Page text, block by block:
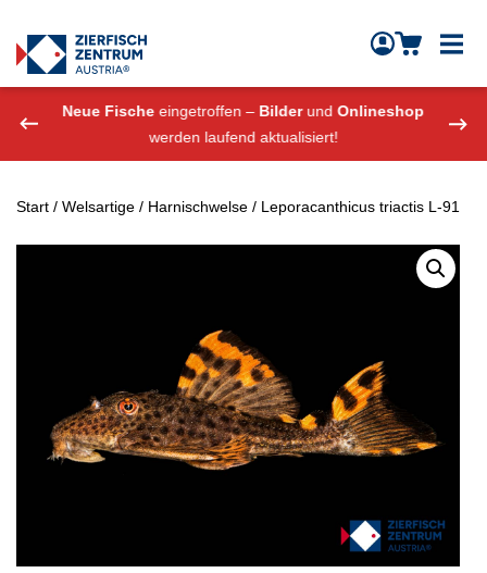
Zierfisch Aquarium Austria
Neue Fische eingetroffen – BilderundOnlineshop
werden laufend aktualisiert!
Start / Welsartige / Harnischwelse / Leporacanthicus triactis L-91